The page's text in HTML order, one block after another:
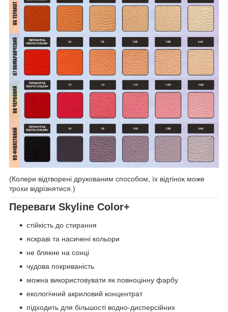
(Колери відтворені друкованим способом, їх відтінок може
трохи відрізнятися.)
Переваги Skyline Color+
стійкість до стирання
яскраві та насичені кольори
не блякне на сонці
чудова покриваність
можна використовувати як повноцінну фарбу
екологічний акриловий концентрат
підходить для більшості водно-дисперсійних